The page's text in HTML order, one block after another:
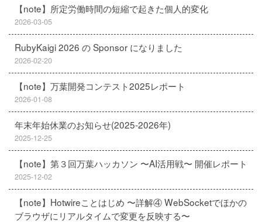
【note】所定労働時間の短縮で起きた個人的変化
2026-03-05
RubyKaigi 2026 の Sponsor になりました
2026-02-20
【note】万葉開発コンテスト2025レポート
2026-01-08
年末年始休業のお知らせ(2025-2026年)
2025-12-25
【note】第３回万葉ハッカソン 〜AI活用戦〜 開催レポート
2025-12-02
【note】Hotwireことはじめ 〜詳解④ WebSocketでほかの
ブラウザにリアルタイムで変更を反映する〜